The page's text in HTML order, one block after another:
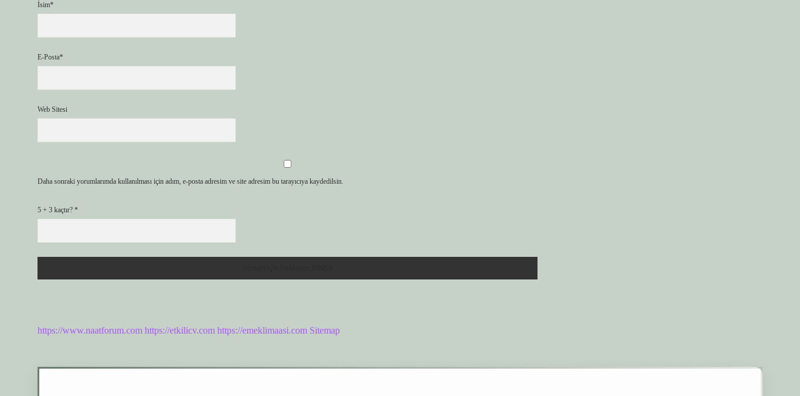
İsim*
E-Posta*
Web Sitesi
Daha sonraki yorumlarımda kullanılması için adım, e-posta adresim ve site adresim bu tarayıcıya kaydedilsin.
5 + 3 kaçtır? *
https://www.naatforum.com https://etkilicv.com https://emeklimaasi.com Sitemap